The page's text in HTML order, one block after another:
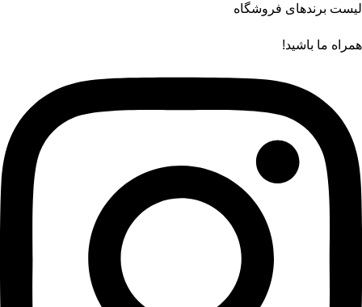
لیست برندهای فروشگاه
همراه ما باشید!